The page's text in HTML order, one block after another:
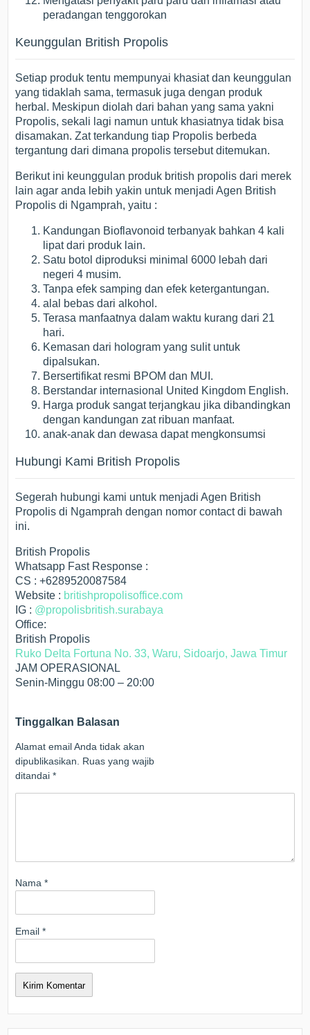
peradangan tenggorokan
Keunggulan British Propolis
Setiap produk tentu mempunyai khasiat dan keunggulan
yang tidaklah sama, termasuk juga dengan produk
herbal. Meskipun diolah dari bahan yang sama yakni
Propolis, sekali lagi namun untuk khasiatnya tidak bisa
disamakan. Zat terkandung tiap Propolis berbeda
tergantung dari dimana propolis tersebut ditemukan.
Berikut ini keunggulan produk british propolis dari merek
lain agar anda lebih yakin untuk menjadi Agen British
Propolis di Ngamprah, yaitu :
Kandungan Bioflavonoid terbanyak bahkan 4 kali
lipat dari produk lain.
Satu botol diproduksi minimal 6000 lebah dari
negeri 4 musim.
Tanpa efek samping dan efek ketergantungan.
alal bebas dari alkohol.
Terasa manfaatnya dalam waktu kurang dari 21
hari.
Kemasan dari hologram yang sulit untuk
dipalsukan.
Bersertifikat resmi BPOM dan MUI.
Berstandar internasional United Kingdom English.
Harga produk sangat terjangkau jika dibandingkan
dengan kandungan zat ribuan manfaat.
anak-anak dan dewasa dapat mengkonsumsi
Hubungi Kami British Propolis
Segerah hubungi kami untuk menjadi Agen British
Propolis di Ngamprah dengan nomor contact di bawah
ini.
British Propolis
Whatsapp Fast Response :
CS : +6289520087584
Website : britishpropolisoffice.com
IG : @propolisbritish.surabaya
Office:
British Propolis
Ruko Delta Fortuna No. 33, Waru, Sidoarjo, Jawa Timur
JAM OPERASIONAL
Senin-Minggu 08:00 – 20:00
Tinggalkan Balasan
Alamat email Anda tidak akan
dipublikasikan.
Ruas yang wajib
ditandai*
Nama*
Email*